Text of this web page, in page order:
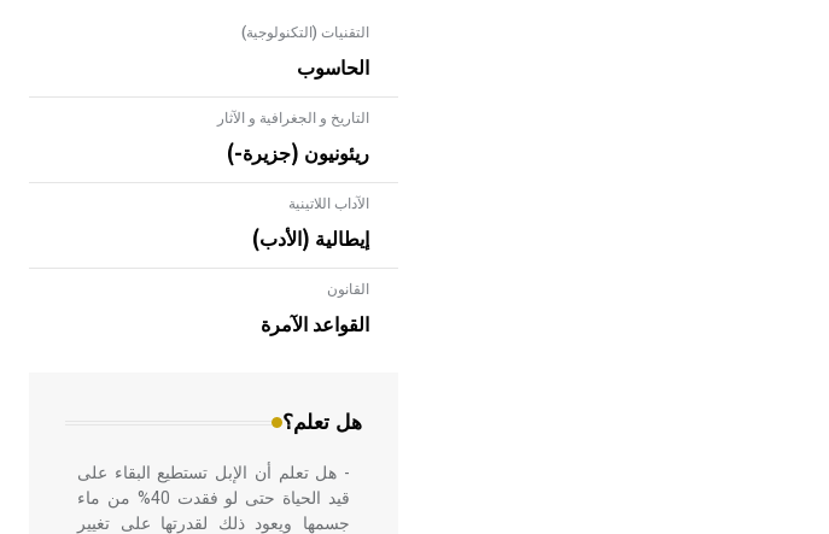
التقنيات (التكنولوجية)
الحاسوب
التاريخ و الجغرافية و الآثار
ريئونيون (جزيرة-)
الآداب اللاتينية
إيطالية (الأدب)
القانون
القواعد الآمرة
هل تعلم؟
- هل تعلم أن الأبلق نوع من الفنون
الهندسية التي ارتبطت بالعمارة الإسلامية
في بلاد الشام ومصر خاصة، حيث يحرص
- هل تعلم أن الإبل تستطيع البقاء على
قيد الحياة حتى لو فقدت 40% من ماء
جسمها ويعود ذلك لقدرتها على تغيير